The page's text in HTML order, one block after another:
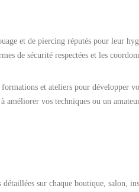
et de piercing réputés pour leur
de sécurité respectées et les
formations et ateliers pour développer
améliorer vos techniques ou un
sur chaque boutique, salon,